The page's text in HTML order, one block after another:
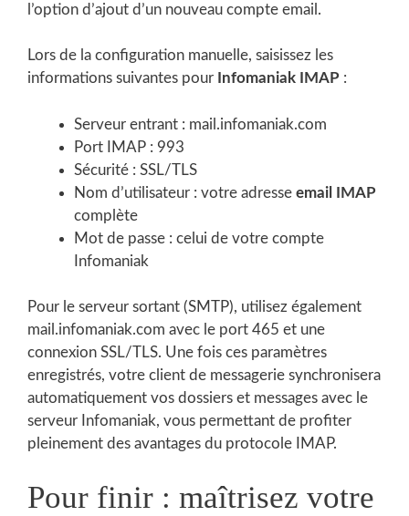
l’option d’ajout d’un nouveau compte email.
Lors de la configuration manuelle, saisissez les
informations suivantes pour Infomaniak IMAP :
Serveur entrant : mail.infomaniak.com
Port IMAP : 993
Sécurité : SSL/TLS
Nom d’utilisateur : votre adresse email IMAP
complète
Mot de passe : celui de votre compte
Infomaniak
Pour le serveur sortant (SMTP), utilisez également
mail.infomaniak.com avec le port 465 et une
connexion SSL/TLS. Une fois ces paramètres
enregistrés, votre client de messagerie synchronisera
automatiquement vos dossiers et messages avec le
serveur Infomaniak, vous permettant de profiter
pleinement des avantages du protocole IMAP.
Pour finir : maîtrisez votre